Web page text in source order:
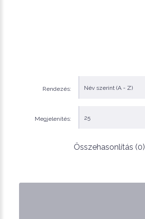
Rendezés:
Megjelenítés:
Összehasonlítás (0)